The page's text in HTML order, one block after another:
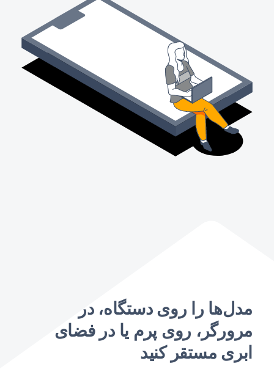
مدل‌ها را روی دستگاه، در
مرورگر، روی پرم یا در فضای
ابری مستقر کنید